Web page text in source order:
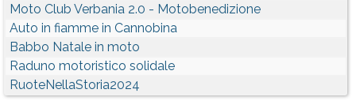
Moto Club Verbania 2.0 - Motobenedizione
Auto in fiamme in Cannobina
Babbo Natale in moto
Raduno motoristico solidale
RuoteNellaStoria2024